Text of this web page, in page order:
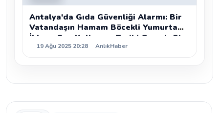
Antalya'da Gıda Güvenliği Alarmı: Bir
Vatandaşın Hamam Böcekli Yumurta
İhbarı, Son Kullanma Tarihi Geçmiş Et
Skandalını Ortaya Çıkardı
19 Ağu 2025 20:28 AnlıkHaber